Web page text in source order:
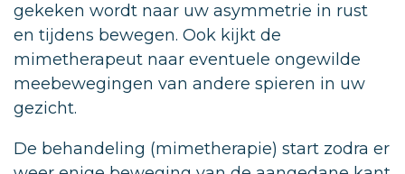
gekeken wordt naar uw asymmetrie in rust
en tijdens bewegen. Ook kijkt de
mimetherapeut naar eventuele ongewilde
meebewegingen van andere spieren in uw
gezicht.
De behandeling (mimetherapie) start zodra er